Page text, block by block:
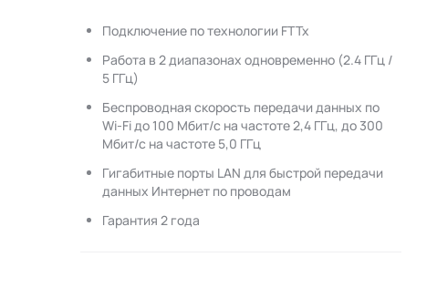
Подключение по технологии FTTx
Работа в 2 диапазонах одновременно (2.4 ГГц /
5 ГГц)
Беспроводная скорость передачи данных по
Wi-Fi до 100 Мбит/с на частоте 2,4 ГГц, до 300
Мбит/с на частоте 5,0 ГГц
Гигабитные порты LAN для быстрой передачи
данных Интернет по проводам
Гарантия 2 года